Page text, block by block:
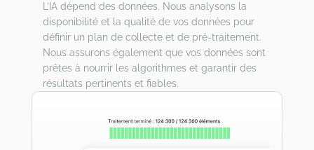
L’IA dépend des données. Nous analysons la
disponibilité et la qualité de vos données pour
définir un plan de collecte et de pré-traitement.
Nous assurons également que vos données sont
prêtes à nourrir les algorithmes et garantir des
résultats pertinents et fiables.